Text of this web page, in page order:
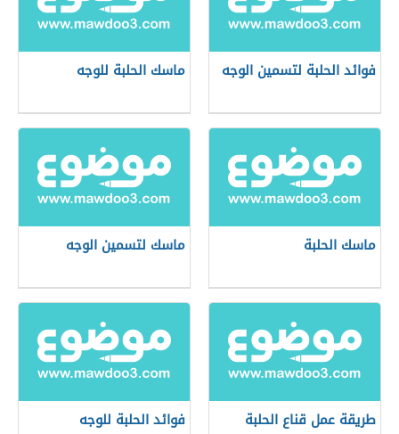
فوائد الحلبة لتسمين الوجه ماسك الحلبة للوجه
ماسك الحلبة ماسك لتسمين الوجه
طريقة عمل قناع الحلبة
فوائد الحلبة للوجه